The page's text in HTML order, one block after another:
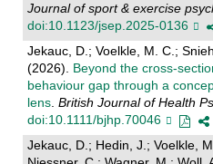
Journal of sport & exercise
doi:10.1123/jsep.2025-0136
Jekauc, D.; Voelkle, M. C.;
(2026). Beyond the
behaviour gap through a
lens. British Journal of Health
doi:10.1111/bjhp.70046
Jekauc, D.; Hedin, J.; Voelkle,